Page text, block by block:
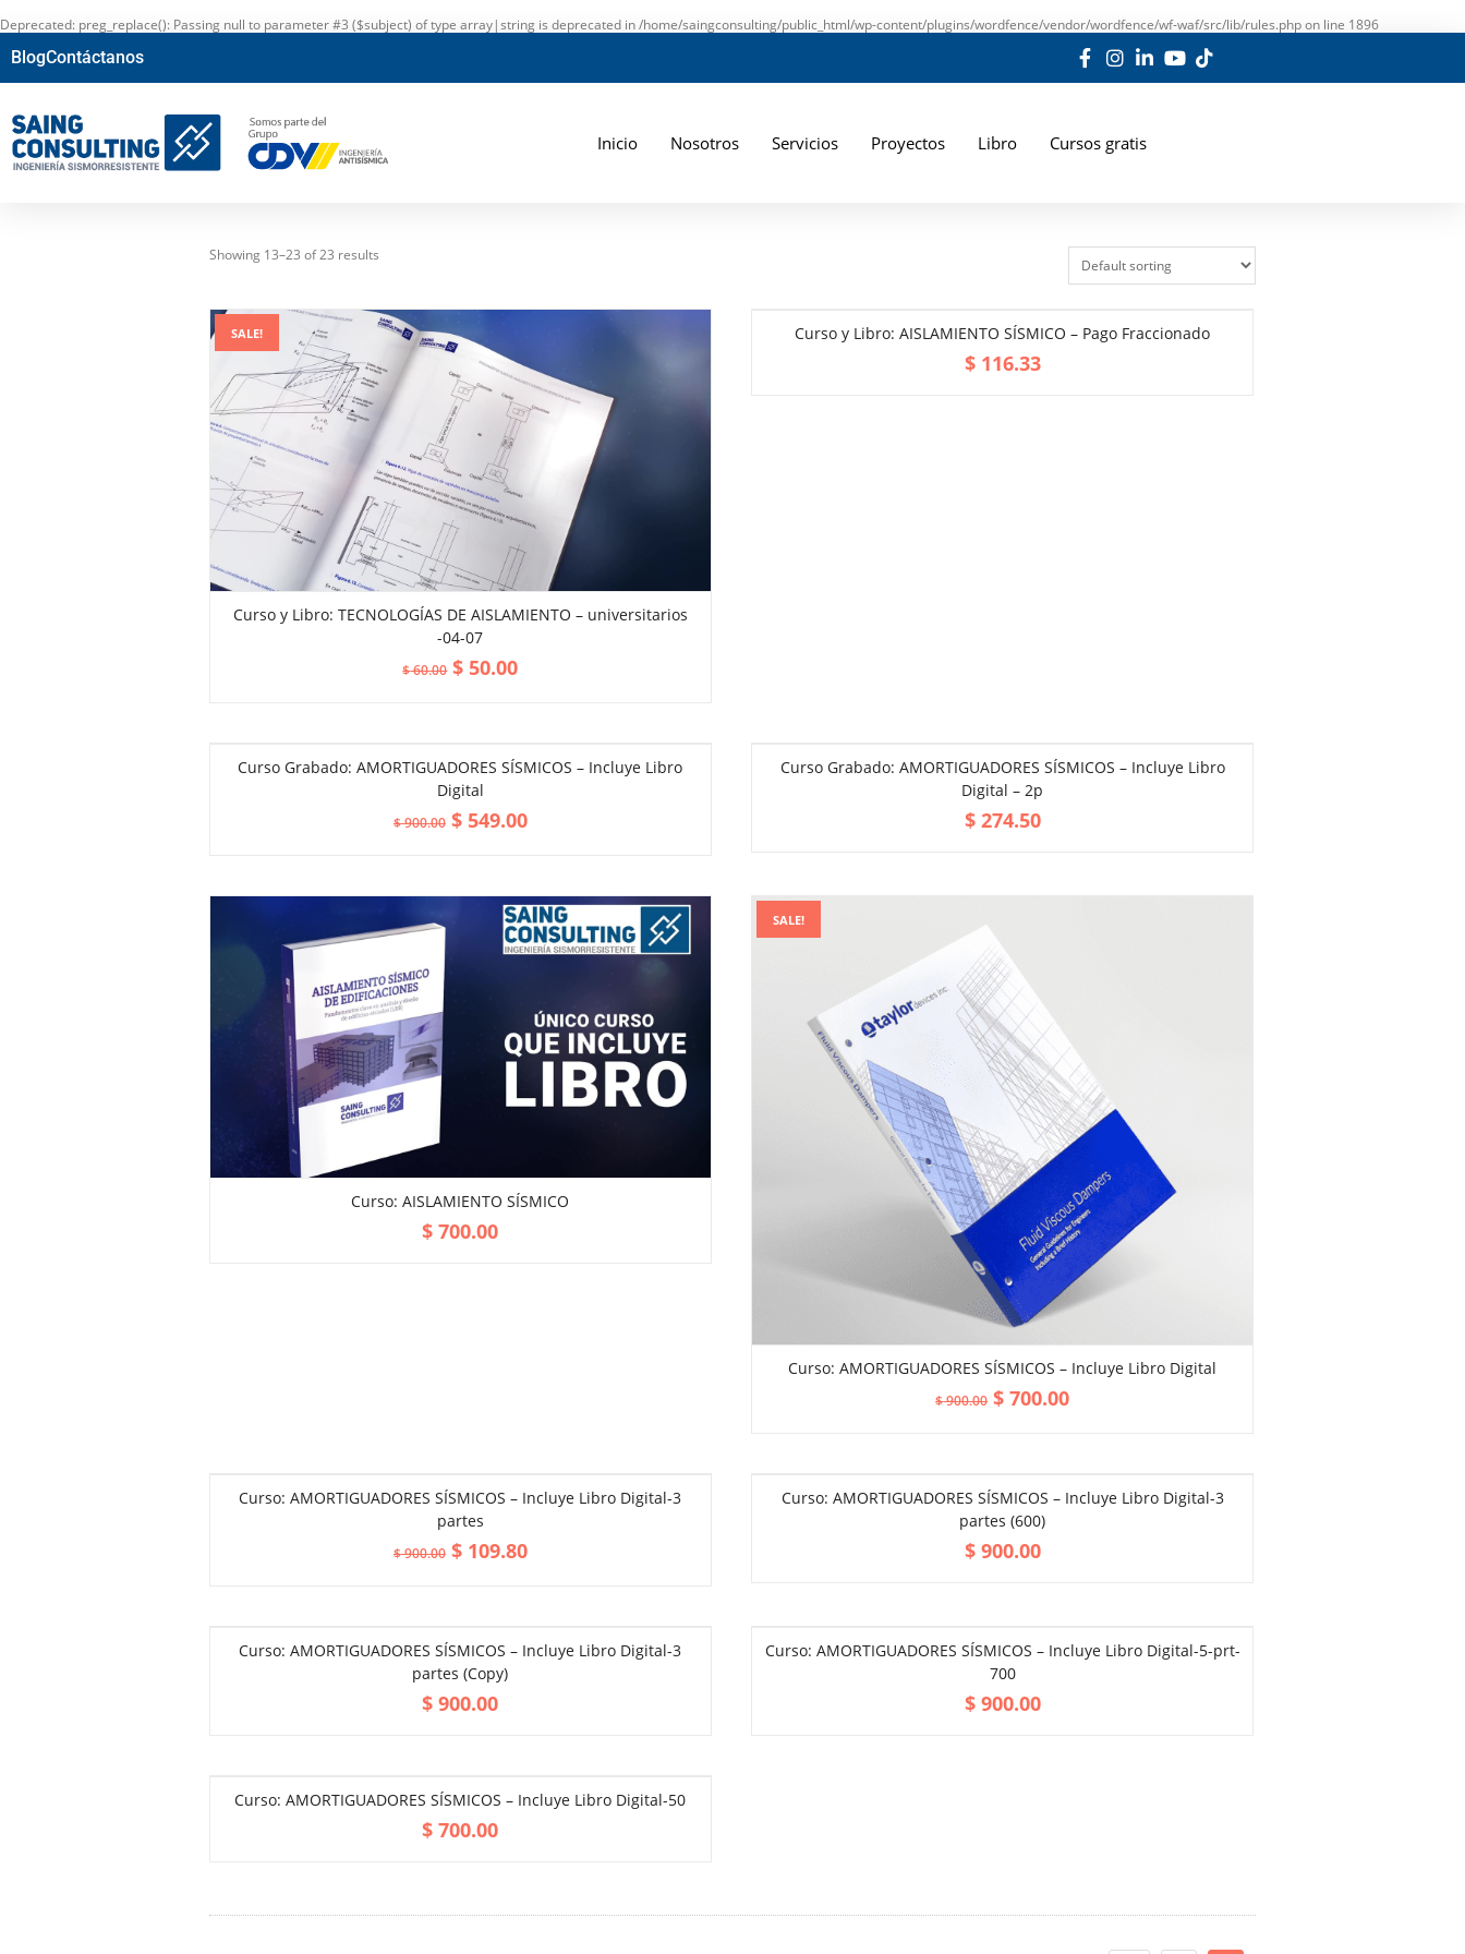
Deprecated: preg_replace(): Passing null to parameter #3 ($subject) of type array|string is deprecated in/home/saingconsulting/public_html/wp-content/plugins/wordfence/vendor/wordfence/wf-waf/src/lib/rules.phpon line 1896
BlogContáctanos
Inicio Nosotros Servicios Proyectos Libro Cursos gratis
Showing 13–23 of 23 results
SALE!
Curso y Libro: TECNOLOGÍAS DE AISLAMIENTO – universitarios
-04-07
$60.00 $ 50.00
Curso y Libro: AISLAMIENTO SÍSMICO – Pago Fraccionado
$116.33
Curso Grabado: AMORTIGUADORES SÍSMICOS – Incluye Libro
Digital
$900.00 $549.00
Curso Grabado: AMORTIGUADORES SÍSMICOS – Incluye Libro
Digital – 2p
$274.50
Curso: AISLAMIENTO SÍSMICO
$ 700.00
SALE!
Curso: AMORTIGUADORES SÍSMICOS – Incluye Libro Digital
$900.00 $ 700.00
Curso: AMORTIGUADORES SÍSMICOS – Incluye Libro Digital-3
partes
$900.00 $109.80
Curso: AMORTIGUADORES SÍSMICOS – Incluye Libro Digital-3
partes (600)
$900.00
Curso: AMORTIGUADORES SÍSMICOS – Incluye Libro Digital-3
partes (Copy)
$ 900.00
Curso: AMORTIGUADORES SÍSMICOS – Incluye Libro Digital-5-prt-
700
$900.00
Curso: AMORTIGUADORES SÍSMICOS – Incluye Libro Digital-50
$ 700.00